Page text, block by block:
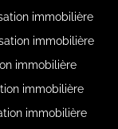
immobilière
immobilière
immobilière
immobilière
immobilière